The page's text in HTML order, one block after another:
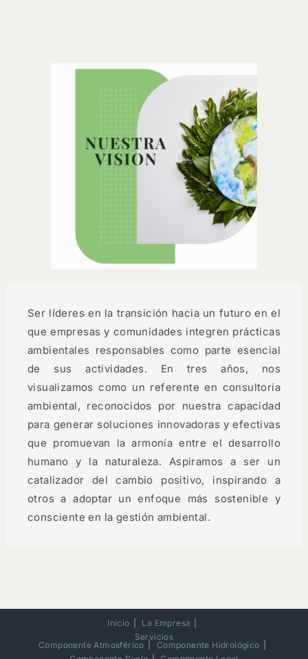
Ser líderes en la transición hacia un futuro en el
que empresas y comunidades integren prácticas
ambientales responsables como parte esencial
de sus actividades. En tres años, nos
visualizamos como un referente en consultoría
ambiental, reconocidos por nuestra capacidad
para generar soluciones innovadoras y efectivas
que promuevan la armonía entre el desarrollo
humano y la naturaleza. Aspiramos a ser un
catalizador del cambio positivo, inspirando a
otros a adoptar un enfoque más sostenible y
consciente en la gestión ambiental.
Inicio
La Empresa
Servicios
Componente Atmosférico
Componente Hidrológico